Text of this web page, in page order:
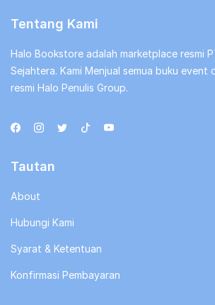
Tentang Kami
Halo Bookstore adalah marketplace resmi
Sejahtera. Kami Menjual semua buku event
resmi Halo Penulis Group.
Tautan
About
Hubungi Kami
Syarat & Ketentuan
Konfirmasi Pembayaran